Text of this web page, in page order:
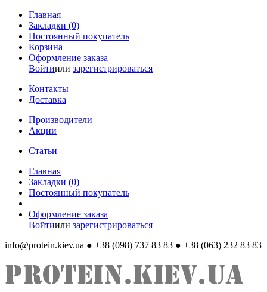
Главная
Закладки (0)
Постоянный покупатель
Корзина
Оформление заказа
Войтиили зарегистрироваться
Контакты
Доставка
Производители
Акции
Статьи
Главная
Закладки (0)
Постоянный покупатель
Оформление заказа
Войтиили зарегистрироваться
info@protein.kiev.ua ● +38 (098) 737 83 83 ● +38 (063) 232 83 83